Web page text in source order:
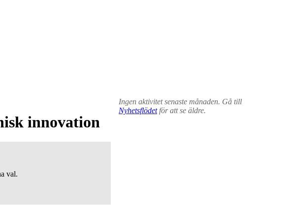
innovation
val.
Ingen aktivitet senaste månaden. Gå till
Nyhetsflödetför att se äldre.